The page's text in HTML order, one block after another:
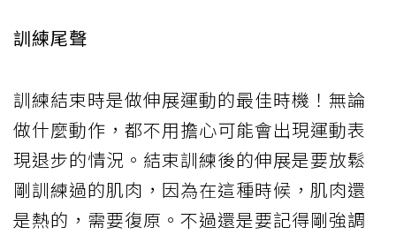
訓練尾聲
訓練結束時是做伸展運動的最佳時機！無論
做什麼動作，都不用擔心可能會出現運動表
現退步的情況。結束訓練後的伸展是要放鬆
剛訓練過的肌肉，因為在這種時候，肌肉還
是熱的，需要復原。不過還是要記得剛強調